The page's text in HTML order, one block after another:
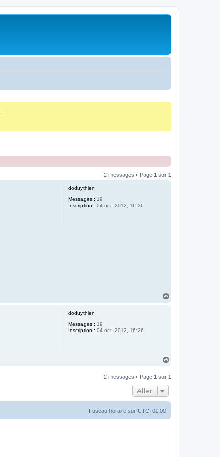
2 messages • Page 1 sur 1
doduythien
Messages : 19
Inscription : 04 oct. 2012, 16:26
doduythien
Messages : 19
Inscription : 04 oct. 2012, 16:26
t
2 messages • Page 1 sur 1
Aller
Fuseau horaire sur UTC+01:00